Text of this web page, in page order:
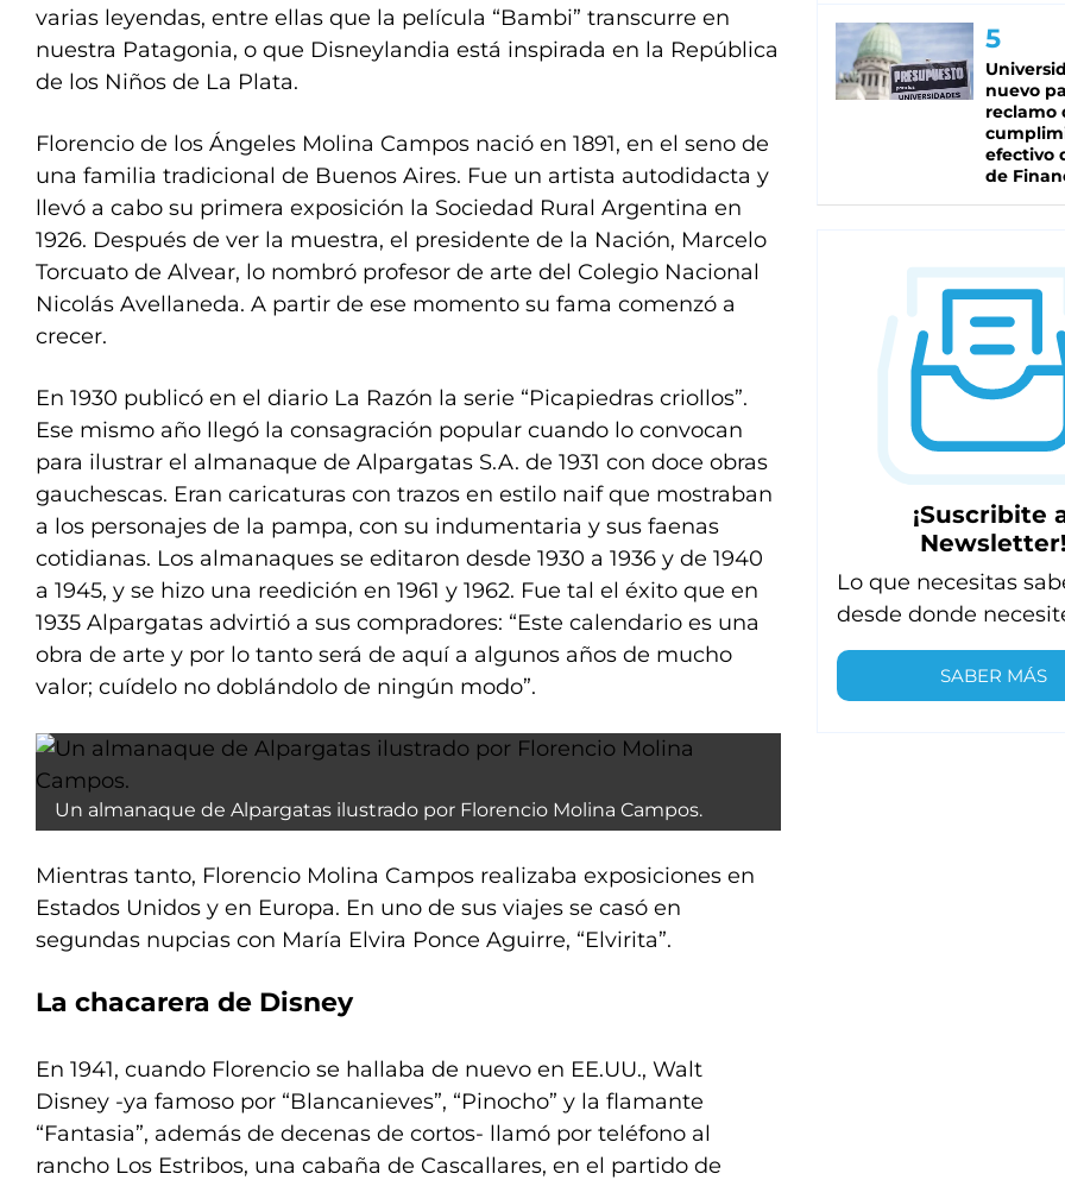
varias leyendas, entre ellas que la película “Bambi” transcurre en
nuestra Patagonia, o que Disneylandia está inspirada en la República
de los Niños de La Plata.
Florencio de los Ángeles Molina Campos nació en 1891, en el seno de
una familia tradicional de Buenos Aires. Fue un artista autodidacta y
llevó a cabo su primera exposición la Sociedad Rural Argentina en
1926. Después de ver la muestra, el presidente de la Nación, Marcelo
Torcuato de Alvear, lo nombró profesor de arte del Colegio Nacional
Nicolás Avellaneda. A partir de ese momento su fama comenzó a
crecer.
En 1930 publicó en el diario La Razón la serie “Picapiedras criollos”.
Ese mismo año llegó la consagración popular cuando lo convocan
para ilustrar el almanaque de Alpargatas S.A. de 1931 con doce obras
gauchescas. Eran caricaturas con trazos en estilo naif que mostraban
a los personajes de la pampa, con su indumentaria y sus faenas
cotidianas. Los almanaques se editaron desde 1930 a 1936 y de 1940
a 1945, y se hizo una reedición en 1961 y 1962. Fue tal el éxito que en
1935 Alpargatas advirtió a sus compradores: “Este calendario es una
obra de arte y por lo tanto será de aquí a algunos años de mucho
valor; cuídelo no doblándolo de ningún modo”.
Un almanaque de Alpargatas ilustrado por Florencio Molina Campos.
Mientras tanto, Florencio Molina Campos realizaba exposiciones en
Estados Unidos y en Europa. En uno de sus viajes se casó en
segundas nupcias con María Elvira Ponce Aguirre, “Elvirita”.
La chacarera de Disney
En 1941, cuando Florencio se hallaba de nuevo en EE.UU., Walt
Disney -ya famoso por “Blancanieves”, “Pinocho” y la flamante
“Fantasia”, además de decenas de cortos- llamó por teléfono al
rancho Los Estribos, una cabaña de Cascallares, en el partido de
nuevo
reclamo
efectivo
de
¡Suscribite
Newsletter!
Lo que necesitas
desde donde
SABER MÁS